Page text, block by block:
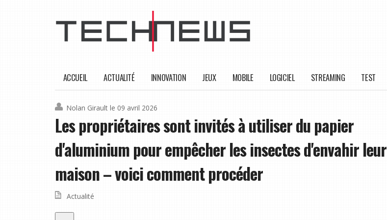
ACCUEIL ACTUALITÉ INNOVATION JEUX MOBILE LOGICIEL STREAMING TEST
Nolan Girault le 09 avril 2026
Les propriétaires sont invités à utiliser du papier
d'aluminium pour empêcher les insectes d'envahir leur
maison – voici comment procéder
Actualité